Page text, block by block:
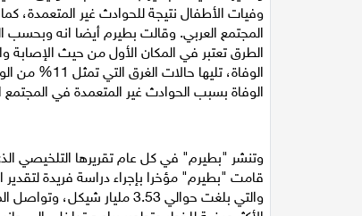
المجتمع العربي. وقالت بطيرم أيضا انه وبحسب
الطرق
الوفاة بسبب الحوادث غير المتعمدة في المجتمع العربي، حيث يشكلون
وتنشر "بطيرم" في كل عام تقريرها التلخيصي
قامت "بطيرم" مؤخرا بإجراء دراسة فريدة لتقدير
والتي بلغت حوالي 3.53